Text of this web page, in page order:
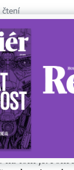
čtení
v čele
Milana
mužem,
to byl poslední
na tom je.